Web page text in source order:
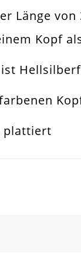
Länge
Kopf
plattiert